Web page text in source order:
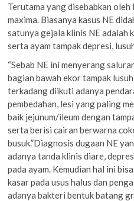
Terutama yang disebabkan
maxima. Biasanya kasus NE
satunya gejala klinis NE adalah
serta ayam tampak depresi,
“Sebab NE ini menyerang
bagian bawah ekor tampak
terkadang diikuti adanya
pembedahan, lesi yang paling
baik jejunum/ileum dengan
serta berisi cairan berwarna
busuk.”Diagnosis dugaan NE
adanya tanda klinis diare,
pada ayam. Kemudian hal ini
kasar pada usus halus dan
adanya bakteri bentuk batang